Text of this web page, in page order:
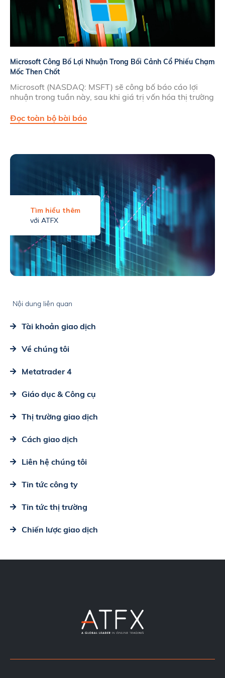
Microsoft Công Bố Lợi Nhuận Trong Bối Cảnh Cổ Phiếu Chạm
Mốc Then Chốt
Microsoft (NASDAQ: MSFT) sẽ công bố báo cáo lợi
nhuận trong tuần này, sau khi giá trị vốn hóa thị trường
Đọc toàn bộ bài báo
Tìm hiểu thêm
với ATFX
Nội dung liên quan
Tài khoản giao dịch
Về chúng tôi
Metatrader 4
Giáo dục & Công cụ
Thị trường giao dịch
Cách giao dịch
Liên hệ chúng tôi
Tin tức công ty
Tin tức thị trường
Chiến lược giao dịch